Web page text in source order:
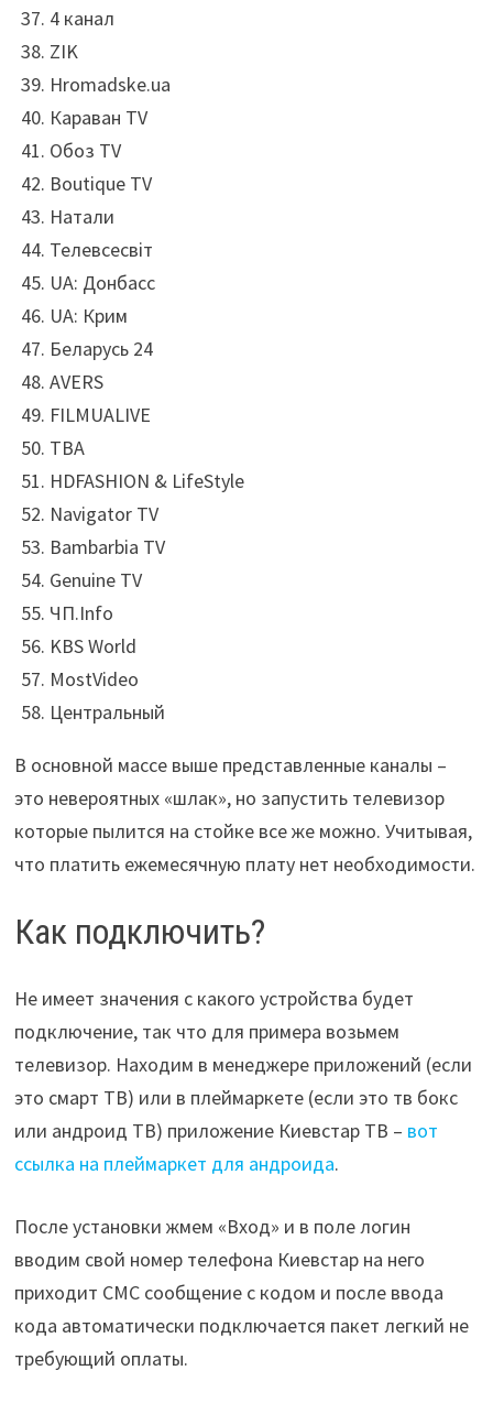
4 канал
ZIK
Hromadske.ua
Караван TV
Обоз TV
Boutique TV
Натали
Телевсесвіт
UA: Донбасс
UA: Крим
Беларусь 24
AVERS
FILMUALIVE
ТВА
HDFASHION & LifeStyle
Navigator TV
Bambarbia TV
Genuine TV
ЧП.Info
KBS World
MostVideo
Центральный
В основной массе выше представленные каналы –
это невероятных «шлак», но запустить телевизор
которые пылится на стойке все же можно. Учитывая,
что платить ежемесячную плату нет необходимости.
Как подключить?
Не имеет значения с какого устройства будет
подключение, так что для примера возьмем
телевизор. Находим в менеджере приложений (если
это смарт ТВ) или в плеймаркете (если это тв бокс
или андроид ТВ) приложение Киевстар ТВ – вот
ссылка на плеймаркет для андроида.
После установки жмем «Вход» и в поле логин
вводим свой номер телефона Киевстар на него
приходит СМС сообщение с кодом и после ввода
кода автоматически подключается пакет легкий не
требующий оплаты.